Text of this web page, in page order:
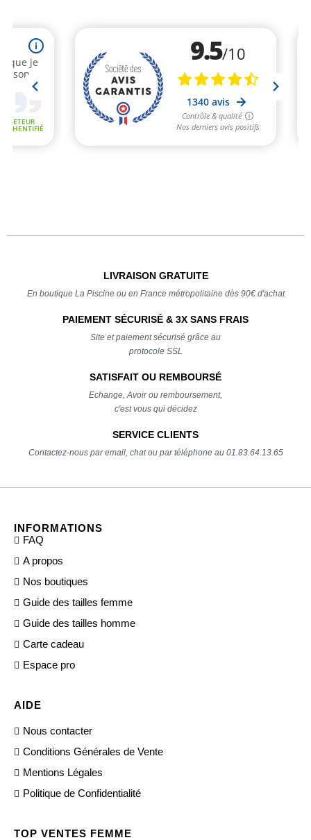
LIVRAISON GRATUITE
En boutique La Piscine ou en France métropolitaine dès 90€ d'achat
PAIEMENT SÉCURISÉ & 3X SANS FRAIS
Site et paiement sécurisé grâce au
protocole SSL
SATISFAIT OU REMBOURSÉ
Echange, Avoir ou remboursement,
c'est vous qui décidez
SERVICE CLIENTS
Contactez-nous par email, chat ou par téléphone au 01.83.64.13.65
INFORMATIONS
FAQ
A propos
Nos boutiques
Guide des tailles femme
Guide des tailles homme
Carte cadeau
Espace pro
AIDE
Nous contacter
Conditions Générales de Vente
Mentions Légales
Politique de Confidentialité
TOP VENTES FEMME